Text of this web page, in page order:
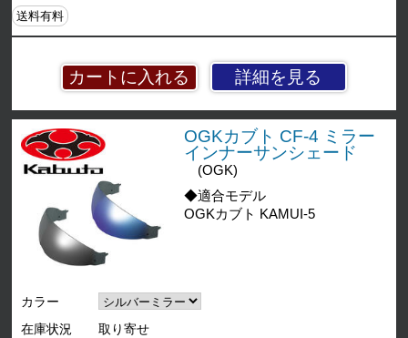
詳細を見る
送料有料
OGKカブト CF-4 ミラー
インナーサンシェード
(OGK)
◆適合モデル
OGKカブト KAMUI-5
カラー
在庫状況
取り寄せ